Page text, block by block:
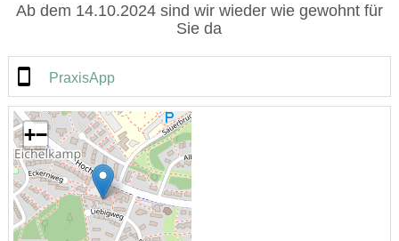
Ab dem 14.10.2024 sind wir wieder wie gewohnt für
Sie da
PraxisApp
+−